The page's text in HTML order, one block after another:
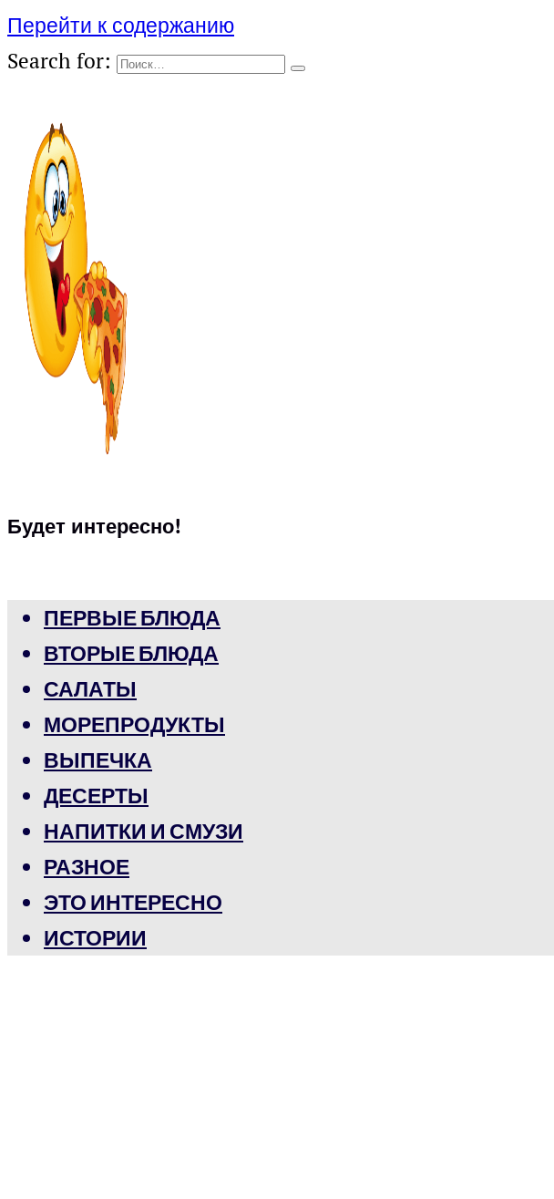
Перейти к содержанию
Search for:
Будет интересно!
ПЕРВЫЕ БЛЮДА
ВТОРЫЕ БЛЮДА
САЛАТЫ
МОРЕПРОДУКТЫ
ВЫПЕЧКА
ДЕСЕРТЫ
НАПИТКИ И СМУЗИ
РАЗНОЕ
ЭТО ИНТЕРЕСНО
ИСТОРИИ